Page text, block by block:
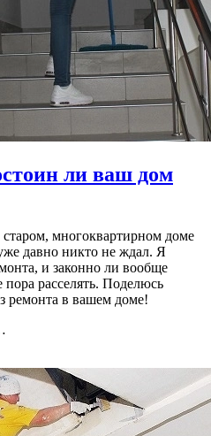
ли ваш дом
многоквартирном доме
давно никто не ждал. Я
и законно ли вообще
расселять. Поделюсь
ремонта в вашем доме!